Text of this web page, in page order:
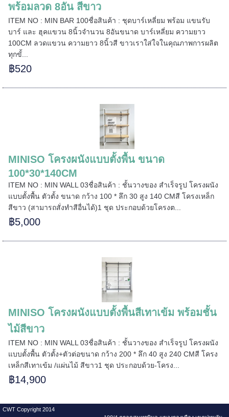
พร้อมลวด 8อัน สีขาว
ITEM NO : MIN BAR 100ชื่อสินค้า : ชุดบาร์เหลี่ยม พร้อม แขนรับ
บาร์ และ ฮุคแขวน 8นิ้วจำนวน 8อันขนาด บาร์เหลี่ยม ความยาว
100CM ลวดแขวน ความยาว 8นิ้วสี ขาวเราใส่ใจในคุณภาพการผลิต
ทุกขั้...
฿520
MINISO โครงผนังแบบตั้งพื้น ขนาด
100*30*140CM
ITEM NO : MIN WALL 03ชื่อสินค้า : ชั้นวางของ สำเร็จรูป โครงผนัง
แบบตั้งพื้น ตัวตั้ง ขนาด กว้าง 100 * ลึก 30 สูง 140 CMสี โครงเหล็ก
สีขาว (สามารถสั่งทำสีอื่นได้)1 ชุด ประกอบด้วยโครงต...
฿5,000
MINISO โครงผนังแบบตั้งพื้นสีเทาเข้ม พร้อมชั้น
ไม้สีขาว
ITEM NO : MIN WALL 03ชื่อสินค้า : ชั้นวางของ สำเร็จรูป โครงผนัง
แบบตั้งพื้น ตัวตั้ง+ตัวต่อขนาด กว้าง 200 * ลึก 40 สูง 240 CMสี โครง
เหล็กสีเทาเข้ม /แผ่นไม้ สีขาว1 ชุด ประกอบด้วย-โครง...
฿14,900
CWT Copyright 2014